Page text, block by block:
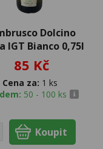
Dolcino
IGT Bianco 0,75l
85 Kč
Cena za: 1 ks
50 - 100 ks